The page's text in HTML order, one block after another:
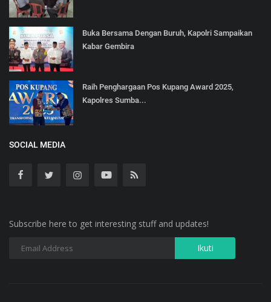
Buka Bersama Dengan Buruh, Kapolri Sampaikan
Kabar Gembira
Raih Penghargaan Pos Kupang Award 2025,
Kapolres Sumba...
SOCIAL MEDIA
Subscribe here to get interesting stuff and updates!